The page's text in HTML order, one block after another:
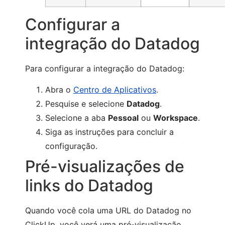
Configurar a
integração do Datadog
Para configurar a integração do Datadog:
Abra o Centro de Aplicativos.
Pesquise e selecione Datadog.
Selecione a aba Pessoal ou Workspace.
Siga as instruções para concluir a
configuração.
Pré-visualizações de
links do Datadog
Quando você cola uma URL do Datadog no